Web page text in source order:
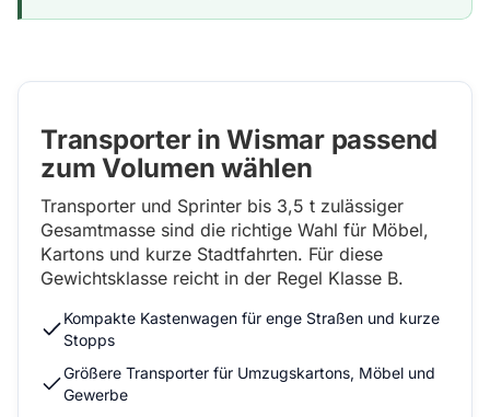
Transporter in Wismar passend
zum Volumen wählen
Transporter und Sprinter bis 3,5 t zulässiger
Gesamtmasse sind die richtige Wahl für Möbel,
Kartons und kurze Stadtfahrten. Für diese
Gewichtsklasse reicht in der Regel Klasse B.
Kompakte Kastenwagen für enge Straßen und kurze
Stopps
Größere Transporter für Umzugskartons, Möbel und
Gewerbe